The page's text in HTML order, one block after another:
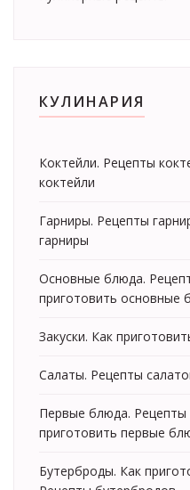
КУЛИНАРИЯ
Коктейли. Рецепты
коктейли
Гарниры. Рецепты
гарниры
Основные блюда.
приготовить основные
Закуски. Как
Салаты. Рецепты
Первые блюда.
приготовить первые
Бутерброды. Как